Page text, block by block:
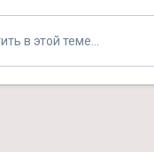
в этой теме...